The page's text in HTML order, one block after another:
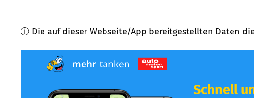
ⓘ Die auf dieser Webseite/App bereitgestellten Daten
Schnell